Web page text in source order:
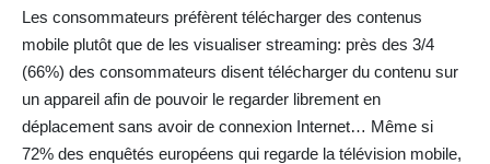
Les consommateurs préfèrent télécharger des contenus
mobile plutôt que de les visualiser streaming: près des 3/4
(66%) des consommateurs disent télécharger du contenu sur
un appareil afin de pouvoir le regarder librement en
déplacement sans avoir de connexion Internet… Même si
72% des enquêtés européens qui regarde la télévision mobile,